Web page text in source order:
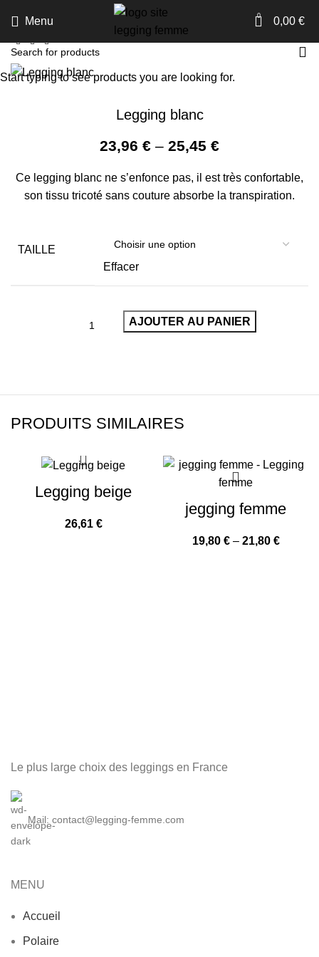
Menu 0 0,00 €
Accueil
Legging blanc
23,96 € – 25,45 €
Ce legging blanc ne s’enfonce pas, il est très confortable,
son tissu tricoté sans couture absorbe la transpiration.
TAILLE
Effacer
AJOUTER AU PANIER
PRODUITS SIMILAIRES
Legging beige
26,61 €
jegging femme
19,80 €– 21,80 €
Le plus large choix des leggings en France
Mail: contact@legging-femme.com
MENU
Accueil
Polaire
Start typing to see products you are looking for.